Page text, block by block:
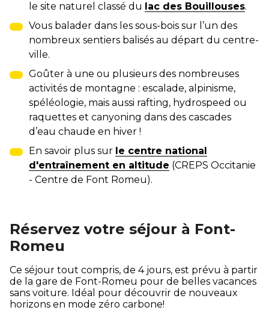
le site naturel classé du
lac des Bouillouses.
Vous balader dans les sous-bois sur l’un des
nombreux sentiers balisés au départ du centre-
ville.
Goûter à une ou plusieurs des nombreuses
activités de montagne : escalade, alpinisme,
spéléologie, mais aussi rafting, hydrospeed ou
raquettes et canyoning dans des cascades
d’eau chaude en hiver !
En savoir plus sur le centre national
d'entraînement en altitude (CREPS Occitanie
- Centre de Font Romeu).
Réservez votre séjour à Font-
Romeu
Ce séjour tout compris, de 4 jours, est prévu à partir
de la gare de Font-Romeu pour de belles vacances
sans voiture. Idéal pour découvrir de nouveaux
horizons en mode zéro carbone!